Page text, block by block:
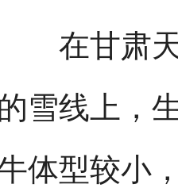
在甘肃天
雪线上，
体型较小